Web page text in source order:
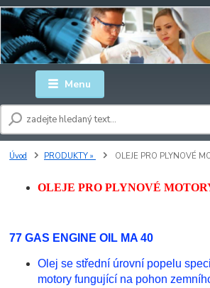
Menu
Úvod PRODUKTY » OLEJE PRO PLYNOVÉ
OLEJE PRO PLYNOVÉ
77 GAS ENGINE OIL MA 40
Olej se střední úrovní popelu
motory fungující na pohon